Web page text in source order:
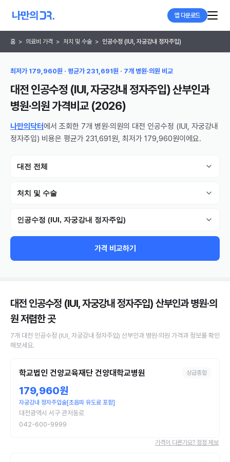
앱 다운로드
홈 > 의료비 가격 > 처치 및 수술 > 인공수정 (IUI, 자궁강내 정자주입)
최저가 179,960원 · 평균가 231,691원 · 7개 병원·의원 비교
대전 인공수정 (IUI, 자궁강내 정자주입) 산부인과
병원·의원가격비교 (2026)
나만의닥터 에서 조회한 7개 병원·의원의 대전 인공수정 (IUI, 자궁강내
정자주입) 비용은 평균가 231,691원, 최저가 179,960원이에요.
대전 전체
처치 및 수술
인공수정 (IUI, 자궁강내 정자주입)
가격 비교하기
대전 인공수정 (IUI, 자궁강내 정자주입) 산부인과 병원·의
원저렴한 곳
7개 대전 인공수정 (IUI, 자궁강내 정자주입) 산부인과 병원·의원 가격과 정보를 확인
해보세요.
학교법인 건양교육재단 건양대학교병원 상급종합
179,960원
자궁강내 정자주입술[초음파 유도료 포함]
대전광역시 서구 관저동로
042-600-9999
가격이 다른가요? 정정 제보